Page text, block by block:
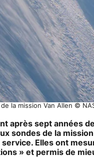
la mission Van Allen ©
après sept années
sondes de la
Elles ont
» et permis de